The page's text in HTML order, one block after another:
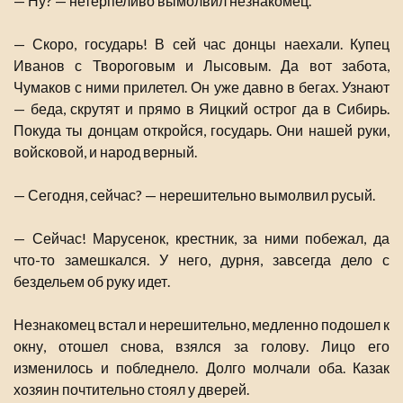
— Скоро, государь! В сей час донцы наехали. Купец
Иванов с Твороговым и Лысовым. Да вот забота,
Чумаков с ними прилетел. Он уже давно в бегах. Узнают
— беда, скрутят и прямо в Яицкий острог да в Сибирь.
Покуда ты донцам откройся, государь. Они нашей руки,
войсковой, и народ верный.
— Сегодня, сейчас? — нерешительно вымолвил русый.
— Сейчас! Марусенок, крестник, за ними побежал, да
что-то замешкался. У него, дурня, завсегда дело с
бездельем об руку идет.
Незнакомец встал и нерешительно, медленно подошел к
окну, отошел снова, взялся за голову. Лицо его
изменилось и побледнело. Долго молчали оба. Казак
хозяин почтительно стоял у дверей.